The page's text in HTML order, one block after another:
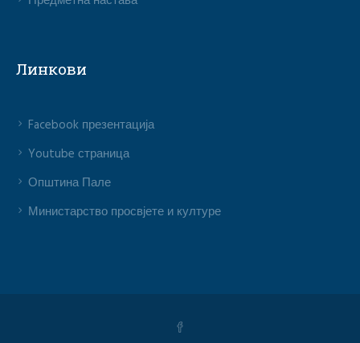
Линкови
Facebook презентација
Youtube страница
Општина Пале
Министарство просвјете и културе